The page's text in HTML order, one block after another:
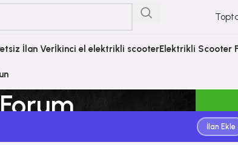
İlan Verİkinci el elektrikli scooterElektrikli Scooter
İlan Ekle